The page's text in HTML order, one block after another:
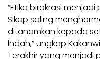
“Etika birokrasi
Sikap saling
ditanamkan kepada
lndah,” ungkap
Terakhir yang menjadi